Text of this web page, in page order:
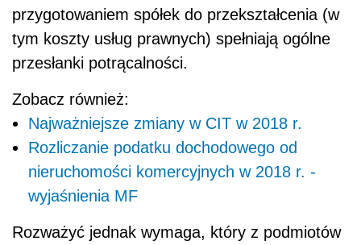
przygotowaniem spółek do przekształcenia (w
tym koszty usług prawnych) spełniają ogólne
przesłanki potrącalności.
Zobacz również:
Najważniejsze zmiany w CIT w 2018 r.
Rozliczanie podatku dochodowego od
nieruchomości komercyjnych w 2018 r. -
wyjaśnienia MF
Rozważyć jednak wymaga, który z podmiotów